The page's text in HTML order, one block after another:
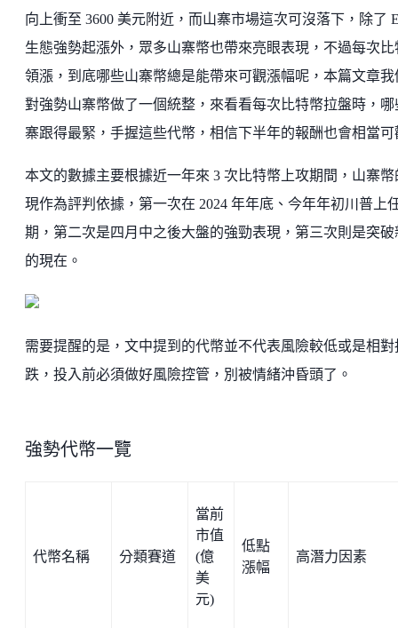
向上衝至 3600 美元附近，而山寨市場這次可沒落下，除了
生態強勢起漲外，眾多山寨幣也帶來亮眼表現，不過每次比
領漲，到底哪些山寨幣總是能帶來可觀漲幅呢，本篇文章我
對強勢山寨幣做了一個統整，來看看每次比特幣拉盤時，哪
寨跟得最緊，手握這些代幣，相信下半年的報酬也會相當
本文的數據主要根據近一年來 3 次比特幣上攻期間，山寨幣
現作為評判依據，第一次在 2024 年年底、今年年初川普上
期，第二次是四月中之後大盤的強勁表現，第三次則是突破
的現在。
需要提醒的是，文中提到的代幣並不代表風險較低或是相對
跌，投入前必須做好風險控管，別被情緒沖昏頭了。
強勢代幣一覽
代幣名稱 分類賽道
當前
市值
(億
美
元)
低點
漲幅
高潛力因素